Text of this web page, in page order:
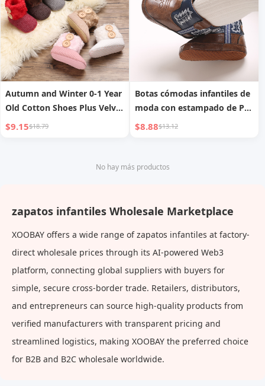
Autumn and Winter 0-1 Year
Old Cotton Shoes Plus Velvet
Snow Boots Warm Soft Sole
$9.15$18.79
Botas cómodas infantiles de
moda con estampado de PU
y suela cómoda
$8.88$13.12
No hay más productos
zapatos infantiles Wholesale Marketplace
XOOBAY offers a wide range of zapatos infantiles at factory-
direct wholesale prices through its AI-powered Web3
platform, connecting global suppliers with buyers for
simple, secure cross-border trade. Retailers, distributors,
and entrepreneurs can source high-quality products from
verified manufacturers with transparent pricing and
streamlined logistics, making XOOBAY the preferred choice
for B2B and B2C wholesale worldwide.